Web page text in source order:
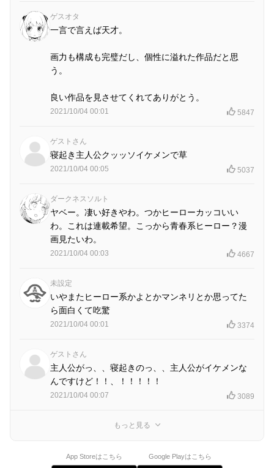
ゲスオタ
一言で言えば天才。
画力も構成も完璧だし、個性に溢れた作品だと思
う。
良い作品を見させてくれてありがとう。
2021/10/04 00:01 5847
ゲストさん
寝起き主人公クッッソイケメンで草
2021/10/04 00:05 5037
ダークネスソルト
ヤベー。凄い好きやわ。つかヒーローカッコいい
わ。これは連載希望。こっから青春系ヒーロー？漫
画見たいわ。
2021/10/04 00:03 4667
未設定
いやまたヒーロー系かよとかマンネリとか思ってた
ら面白くて吃驚
2021/10/04 00:01 3374
ゲストさん
主人公がっ、、寝起きのっ、、主人公がイケメンな
んですけど！！、！！！！！
2021/10/04 00:07 3089
もっと見る
App Storeはこちら Google Playはこちら